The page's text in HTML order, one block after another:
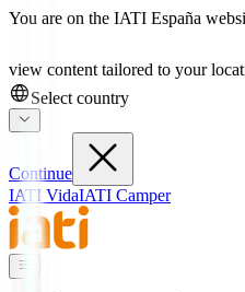
You are on the IATI España
view content tailored to your
Select country
Continue
IATI VidaIATI Camper